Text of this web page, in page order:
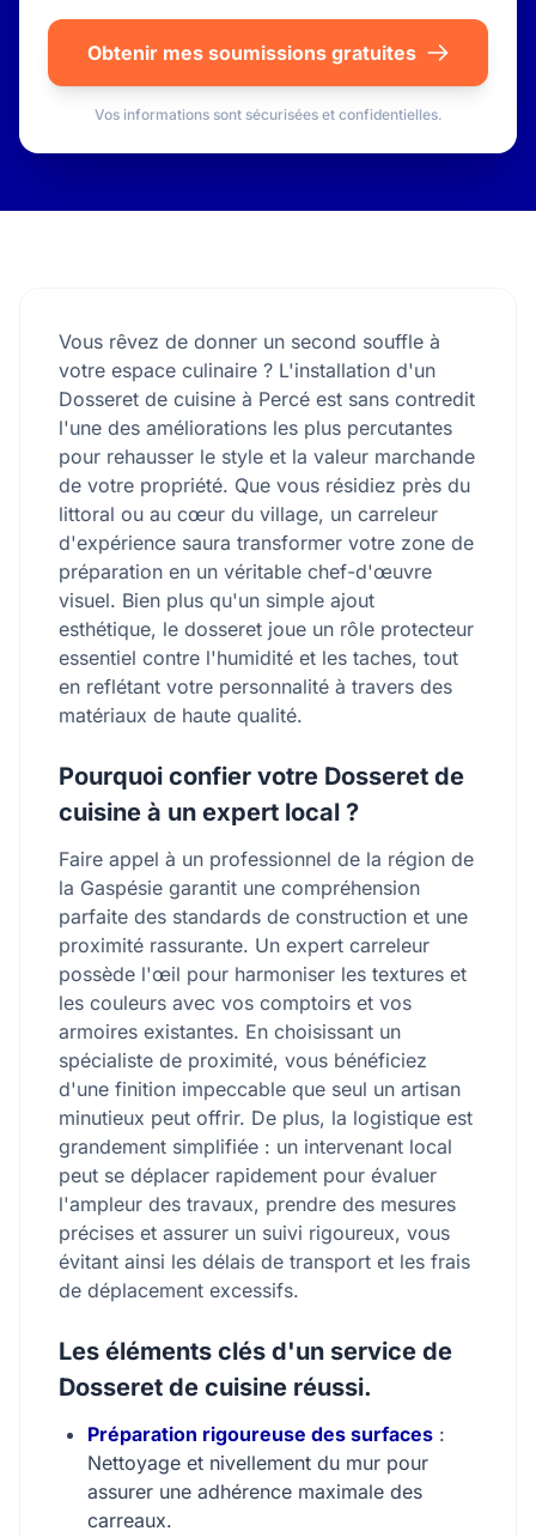
Obtenir mes soumissions gratuites
Vos informations sont sécurisées et confidentielles.
Vous rêvez de donner un second souffle à
votre espace culinaire ? L'installation d'un
Dosseret de cuisine à Percé est sans contredit
l'une des améliorations les plus percutantes
pour rehausser le style et la valeur marchande
de votre propriété. Que vous résidiez près du
littoral ou au cœur du village, un carreleur
d'expérience saura transformer votre zone de
préparation en un véritable chef-d'œuvre
visuel. Bien plus qu'un simple ajout
esthétique, le dosseret joue un rôle protecteur
essentiel contre l'humidité et les taches, tout
en reflétant votre personnalité à travers des
matériaux de haute qualité.
Pourquoi confier votre Dosseret de
cuisine à un expert local ?
Faire appel à un professionnel de la région de
la Gaspésie garantit une compréhension
parfaite des standards de construction et une
proximité rassurante. Un expert carreleur
possède l'œil pour harmoniser les textures et
les couleurs avec vos comptoirs et vos
armoires existantes. En choisissant un
spécialiste de proximité, vous bénéficiez
d'une finition impeccable que seul un artisan
minutieux peut offrir. De plus, la logistique est
grandement simplifiée : un intervenant local
peut se déplacer rapidement pour évaluer
l'ampleur des travaux, prendre des mesures
précises et assurer un suivi rigoureux, vous
évitant ainsi les délais de transport et les frais
de déplacement excessifs.
Les éléments clés d'un service de
Dosseret de cuisine réussi.
Préparation rigoureuse des surfaces :
Nettoyage et nivellement du mur pour
assurer une adhérence maximale des
carreaux.